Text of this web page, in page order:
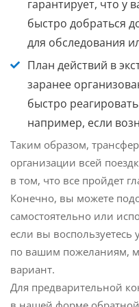
гарантирует, что у
быстро добраться
для обследования
План действий в
заранее
быстро
например, если
Таким образом,
организации всей
в том, что все пройдет
Конечно, вы можете
самостоятельно или
если вы
по вашим пожеланиям,
вариант.
Для предварительной